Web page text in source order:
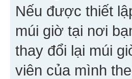
Nếu được thiết
múi giờ tại nơi
thay đổi lại múi
viên của mình